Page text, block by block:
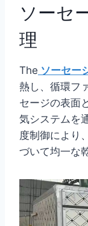
ソーセ
理
The ソーセー
熱し、循環フ
セージの表面
気システムを
度制御により
づいて均一な